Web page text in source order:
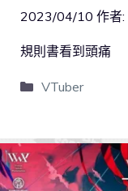
2023/04/10 作者:
規則書看到頭痛
VTuber